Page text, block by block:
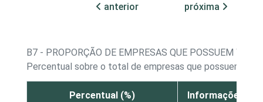
anterior
próxima
B7 - PROPORÇÃO DE EMPRESAS QUE POSSUEM
Percentual sobre o total de empresas que possuem
Percentual (%)
Informações